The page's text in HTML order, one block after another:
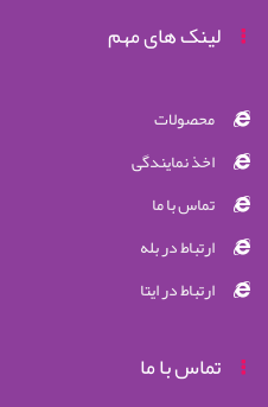
لینک های مهم
محصولات
اخذ نمایندگی
تماس با ما
ارتباط در بله
ارتباط در ایتا
تماس با ما